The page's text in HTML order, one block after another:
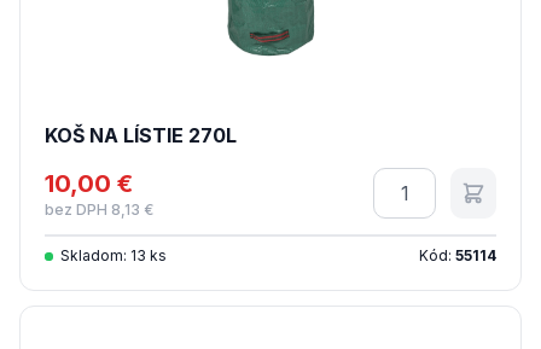
KOŠ NA LÍSTIE 270L
10,00 €
bez DPH 8,13 €
Množstvo
Skladom: 13 ks Kód: 55114